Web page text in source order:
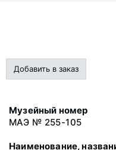
Добавить в заказ
Музейный номер
МАЭ № 255-105
Наименование,